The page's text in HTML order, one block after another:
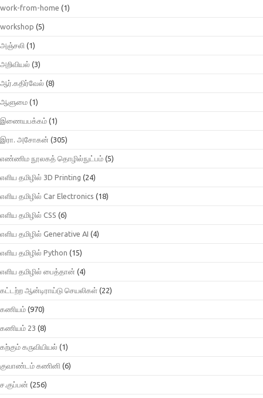
work-from-home (1)
workshop (5)
அஞ்சலி (1)
அறிவியல் (3)
ஆர்.கதிர்வேல் (8)
ஆளுமை (1)
இணையபக்கம் (1)
இரா. அசோகன் (305)
எண்ணிம நூலகத் தொழில்நுட்பம் (5)
எளிய தமிழில் 3D Printing (24)
எளிய தமிழில் Car Electronics (18)
எளிய தமிழில் CSS (6)
எளிய தமிழில் Generative AI (4)
எளிய தமிழில் Python (15)
எளிய தமிழில் பைத்தான் (4)
கட்டற்ற ஆன்டிராய்டு செயலிகள் (22)
கணியம் (970)
கணியம் 23 (8)
கற்கும் கருவியியல் (1)
குவாண்டம் கணினி (6)
ச.குப்பன் (256)